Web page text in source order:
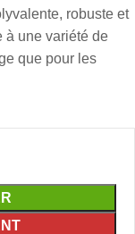
robuste et
à une variété de
que pour les